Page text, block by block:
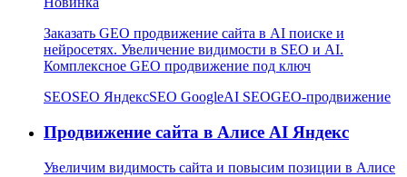
Заказать GEO продвижение сайта в AI поиске и
нейросетях. Увеличение видимости в SEO и AI.
Комплексное GEO продвижение под ключ
SEOSEO ЯндексSEO GoogleAI SEOGEO-продвижение
Продвижение сайта в Алисе AI Яндекс
Увеличим видимость сайта и повысим позиции в Алисе